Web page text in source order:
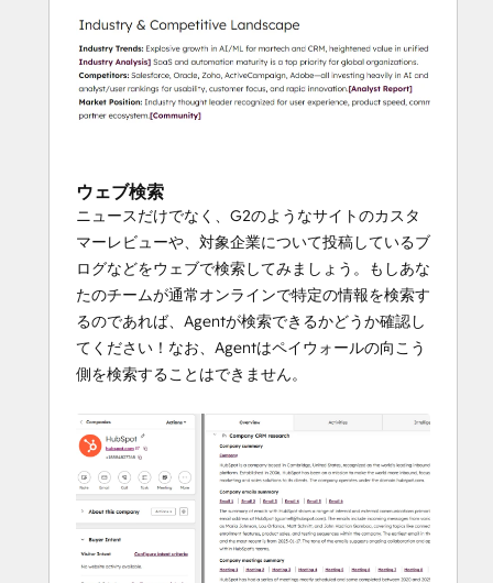
ウェブ検索
ニュースだけでなく、G2のようなサイトのカスタ
マーレビューや、対象企業について投稿しているブ
ログなどをウェブで検索してみましょう。もしあな
たのチームが通常オンラインで特定の情報を検索す
るのであれば、Agentが検索できるかどうか確認し
てください！なお、Agentはペイウォールの向こう
側を検索することはできません。